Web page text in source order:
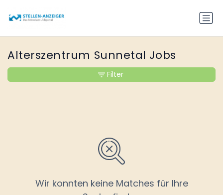
Alterszentrum Sunnetal Jobs
Wir konnten keine Matches für Ihre
Filter